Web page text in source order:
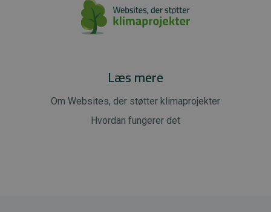
Læs mere
Om Websites, der støtter klimaprojekter
Hvordan fungerer det